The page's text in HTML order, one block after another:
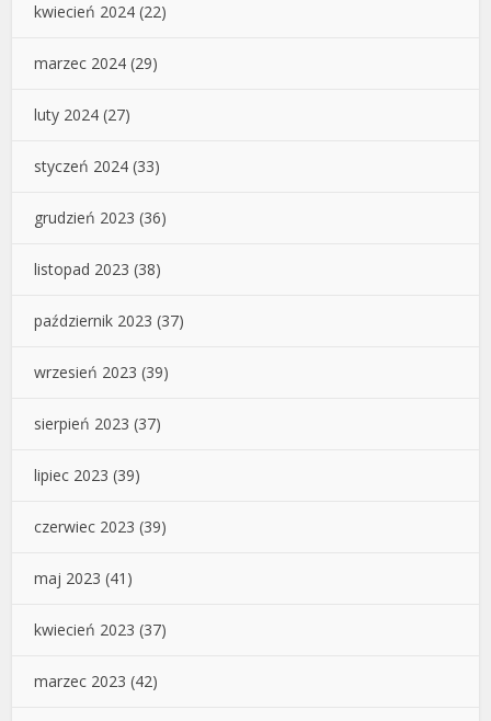
kwiecień 2024 (22)
marzec 2024 (29)
luty 2024 (27)
styczeń 2024 (33)
grudzień 2023 (36)
listopad 2023 (38)
październik 2023 (37)
wrzesień 2023 (39)
sierpień 2023 (37)
lipiec 2023 (39)
czerwiec 2023 (39)
maj 2023 (41)
kwiecień 2023 (37)
marzec 2023 (42)